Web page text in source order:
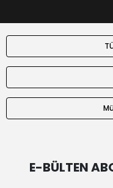
E-BÜLTEN